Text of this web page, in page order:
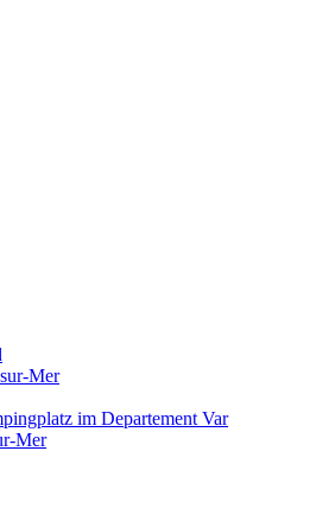
Mer
im Departement Var
Mer